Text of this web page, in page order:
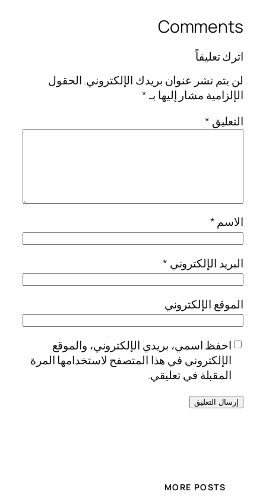
Comments
اترك تعليقاً
لن يتم نشر عنوان بريدك الإلكتروني.الحقول
الإلزامية مشار إليها بـ*
التعليق *
الاسم*
البريد الإلكتروني *
الموقع الإلكتروني
احفظ اسمي، بريدي الإلكتروني، والموقع
الإلكتروني في هذا المتصفح لاستخدامها المرة
المقبلة في تعليقي.
MORE POSTS